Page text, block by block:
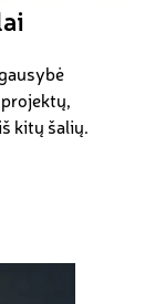
kitų šalių.